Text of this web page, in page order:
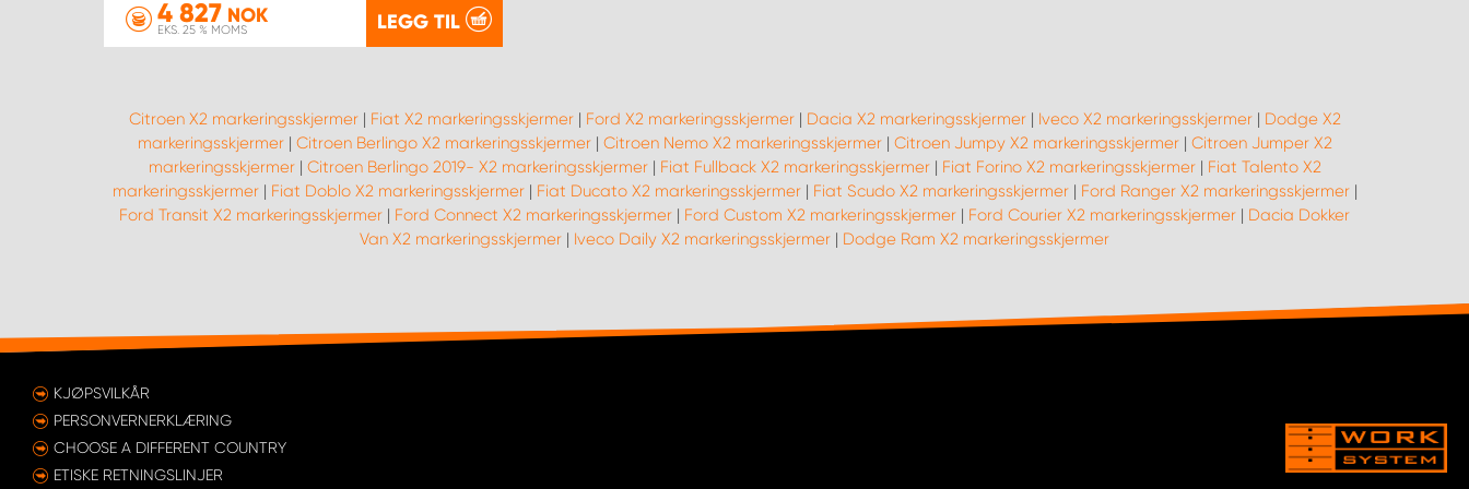
4 827 NOK
EKS. 25 % MOMS LEGG TIL
Citroen X2 markeringsskjermer| Fiat X2 markeringsskjermer| Ford X2 markeringsskjermer| Dacia X2 markeringsskjermer| Iveco X2 markeringsskjermer| Dodge X2
markeringsskjermer| Citroen Berlingo X2 markeringsskjermer| Citroen Nemo X2 markeringsskjermer| Citroen Jumpy X2 markeringsskjermer| Citroen Jumper X2
markeringsskjermer| Citroen Berlingo 2019- X2 markeringsskjermer| Fiat Fullback X2 markeringsskjermer| Fiat Forino X2 markeringsskjermer| Fiat Talento X2
markeringsskjermer| Fiat Doblo X2 markeringsskjermer| Fiat Ducato X2 markeringsskjermer| Fiat Scudo X2 markeringsskjermer| Ford Ranger X2 markeringsskjermer|
Ford Transit X2 markeringsskjermer | Ford Connect X2 markeringsskjermer | Ford Custom X2 markeringsskjermer | Ford Courier X2 markeringsskjermer | Dacia Dokker
Van X2 markeringsskjermer | Iveco Daily X2 markeringsskjermer | Dodge Ram X2 markeringsskjermer
KJØPSVILKÅR
PERSONVERNERKLÆRING
CHOOSE A DIFFERENT COUNTRY
ETISKE RETNINGSLINJER